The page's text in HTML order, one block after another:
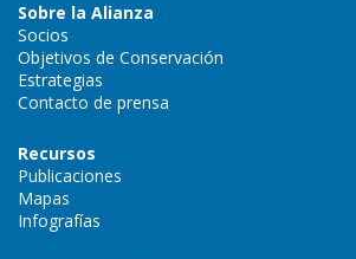
Sobre la Alianza
Socios
Objetivos de Conservación
Estrategias
Contacto de prensa
Recursos
Publicaciones
Mapas
Infografías